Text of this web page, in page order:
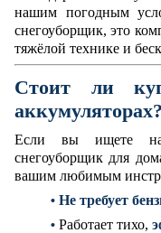
нашим погодным
снегоуборщик, это
тяжёлой технике и
Стоит ли
аккумуляторах?
Если вы ищете
снегоуборщик для
вашим любимым
• Не требует
• Работает тихо,